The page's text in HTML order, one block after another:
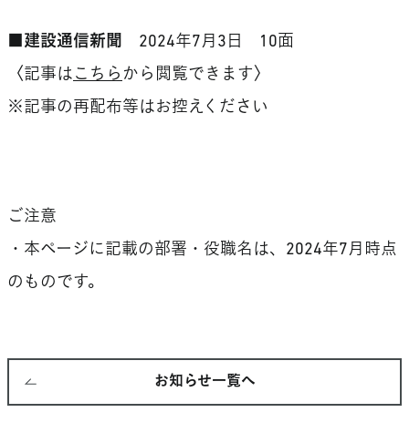
■建設通信新聞 2024年7月3日 10面
〈記事は こちら から閲覧できます〉
※記事の再配布等はお控えください
ご注意
・本ページに記載の部署・役職名は、2024年7月時点
のものです。
お知らせ一覧へ